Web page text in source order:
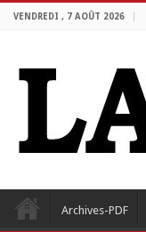
VENDREDI , 7 AOÛT 2026
Archives-PDF